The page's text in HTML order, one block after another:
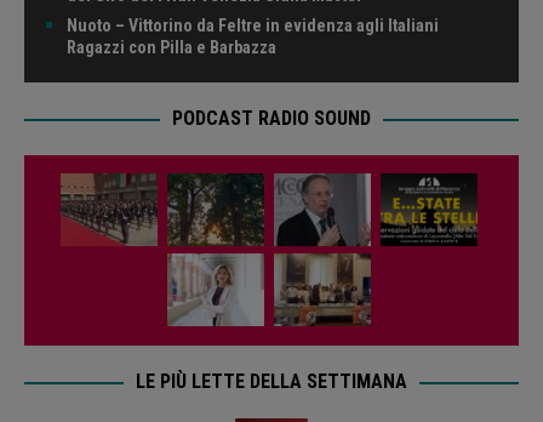
Nuoto – Vittorino da Feltre in evidenza agli Italiani
Ragazzi con Pilla e Barbazza
PODCAST RADIO SOUND
LE PIÙ LETTE DELLA SETTIMANA